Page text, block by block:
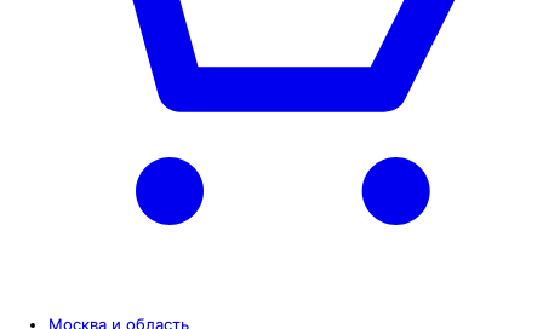
Москва и область